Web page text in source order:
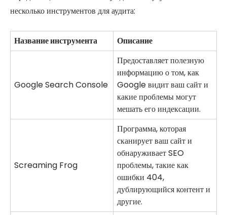
несколько инструментов для аудита:
Название инструмента Описание
Google Search Console
Предоставляет полезную
информацию о том, как
Google видит ваш сайт и
какие проблемы могут
мешать его индексации.
Screaming Frog
Программа, которая
сканирует ваш сайт и
обнаруживает SEO
проблемы, такие как
ошибки 404,
дублирующийся контент и
другие.